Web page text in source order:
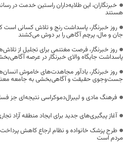
خبرنگاران، این طلایه‌داران راستین خدمت در
هستند
روز خبرنگار، پاسداشت رنج و تلاش کسانی است
جان و مال، پرچم آگاهی را بر دوش می‌کشند
روز خبرنگار، فرصت مغتنمی برای تجلیل از
پاسداشت جایگاه والای خبرنگار در عرصه
روز خبرنگار، یادآور مجاهدت‌های خاموش
جست‌وجوی حقیقت و آگاهی‌بخشی به جامعه معنا
فرهنگ مادی و لیبرال‌دموکراسی نتیجه‌ای جز
آغاز پیگیری‌های جدید برای ایجاد منطقه آزاد
طرح پزشک خانواده و نظام ارجاع کاهش
مردم است